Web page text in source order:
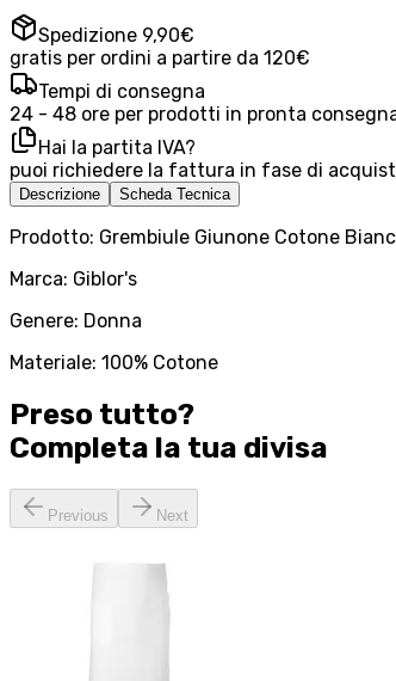
Spedizione 9,90€
gratis per ordini a partire da 120€
Tempi di consegna
24 - 48 ore per prodotti in pronta
Hai la partita IVA?
puoi richiedere la fattura in fase di
Descrizione Scheda Tecnica
Prodotto: Grembiule Giunone Cotone
Marca: Giblor's
Genere: Donna
Materiale: 100% Cotone
Preso tutto?
Completa la tua divisa
Previous Next